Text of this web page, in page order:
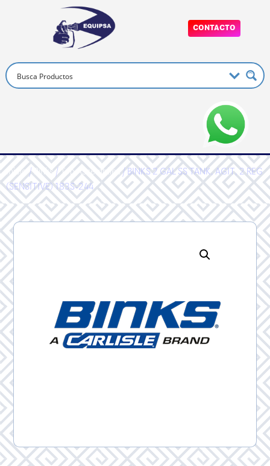
CONTACTO
Inicio/Binks/Top Assemblies/ BINKS 2 GAL SS TANK, AGIT, 2 REG
(SENSITIVE) 183S-244